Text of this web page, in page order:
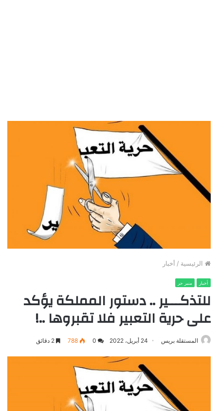
الرئيسية / أخبار
أخبار منبر حر
للتذكـــير .. دستور المملكة يؤكد
على حرية التعبير فلا تقبروها ..!
المستقلة بريس 24 أبريل، 2022 0
788